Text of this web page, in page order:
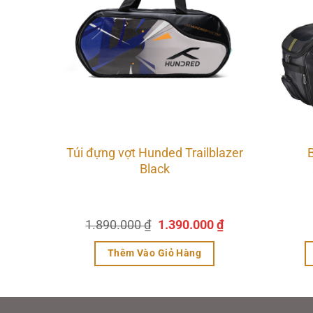
Túi đựng vợt Hunded Trailblazer
Black
1.890.000₫ Giá
là:
1.890.000 ₫.
1.390.000 ₫Giá
hiện
Thêm Vào Giỏ Hàng